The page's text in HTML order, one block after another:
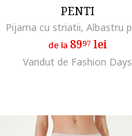
PENTI
de la 8997lei
Vandut de Fashion Days